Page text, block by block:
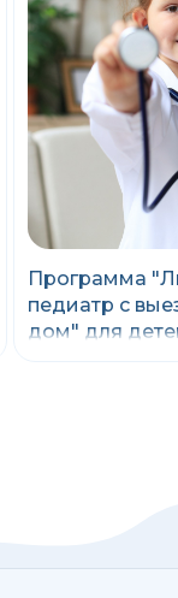
Программа
педиатр с
дом" для